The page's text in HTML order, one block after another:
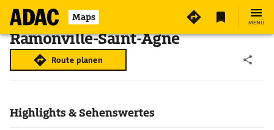
Maps MENÜ
Ramonville-Saint-Agne
Route planen
Highlights & Sehenswertes